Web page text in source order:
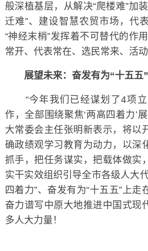
般深植基层，从解决“爬楼难”加
迁难”、建设智慧农贸市场，代
“神经末梢”发挥着不可替代的作
常开、代表常在、选民常来、活动
展望未来：奋发有为“十五五”
“今年我们已经谋划了4项立
作，全部围绕聚焦‘两高四着力’
大常委会主任张明新表示，将以
确政绩观学习教育为动力，以深
抓手，把任务谋实，把载体做实
实干实效组织引导全市各级人大
四着力”、奋发有为“十五五”上走
奋力谱写中原大地推进中国式现
多人大力量！